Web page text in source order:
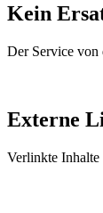
Kein
Der Service von
Externe
Verlinkte Inhalte